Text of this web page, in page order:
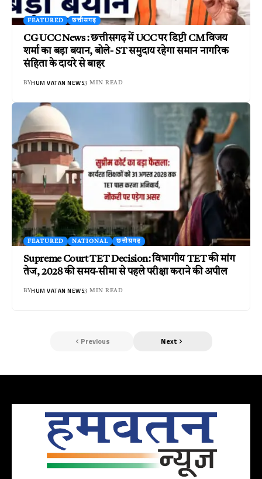
FEATURED छत्तीसगढ़
CG UCC News : छत्तीसगढ़ में UCC पर डिप्टी CM विजय
शर्मा का बड़ा बयान, बोले- ST समुदाय रहेगा समान नागरिक
संहिता के दायरे से बाहर
BYHUM VATAN NEWS3 MIN READ
FEATURED NATIONAL छत्तीसगढ़
Supreme Court TET Decision: विभागीय TET की मांग
तेज, 2028 की समय-सीमा से पहले परीक्षा कराने की अपील
BYHUM VATAN NEWS3 MIN READ
Previous Next